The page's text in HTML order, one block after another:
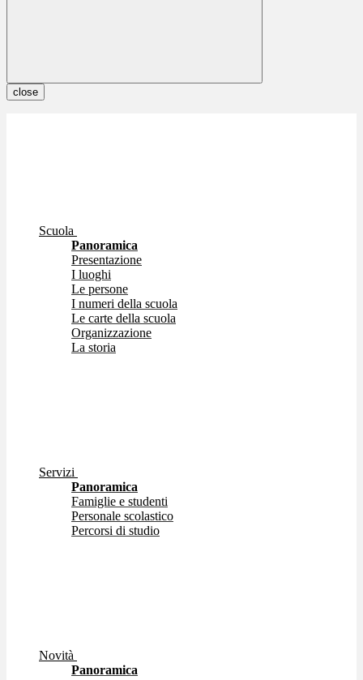
close
Scuola
Panoramica
Presentazione
I luoghi
Le persone
I numeri della scuola
Le carte della scuola
Organizzazione
La storia
Servizi
Panoramica
Famiglie e studenti
Personale scolastico
Percorsi di studio
Novità
Panoramica